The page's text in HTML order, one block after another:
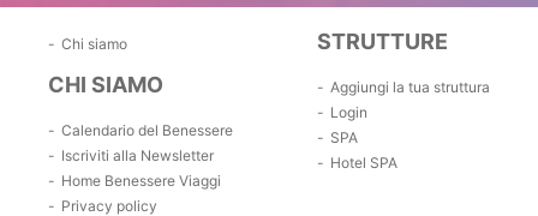
Chi siamo
CHI SIAMO
Calendario del Benessere
Iscriviti alla Newsletter
Home Benessere Viaggi
Privacy policy
STRUTTURE
Aggiungi la tua struttura
Login
SPA
Hotel SPA